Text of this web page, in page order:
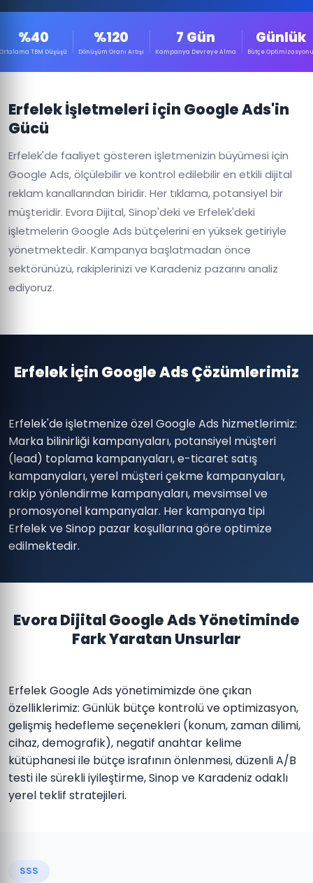
%40
Ortalama TBM Düşüşü
%120
Dönüşüm Oranı Artışı
7 Gün
Kampanya Devreye Alma
Günlük
Bütçe Optimizasyonu
Erfelek İşletmeleri için Google Ads'in
Gücü
Erfelek'de faaliyet gösteren işletmenizin büyümesi için
Google Ads, ölçülebilir ve kontrol edilebilir en etkili dijital
reklam kanallarından biridir. Her tıklama, potansiyel bir
müşteridir. Evora Dijital, Sinop'deki ve Erfelek'deki
işletmelerin Google Ads bütçelerini en yüksek getiriyle
yönetmektedir. Kampanya başlatmadan önce
sektörünüzü, rakiplerinizi ve Karadeniz pazarını analiz
ediyoruz.
Erfelek İçin Google Ads Çözümlerimiz
Erfelek'de işletmenize özel Google Ads hizmetlerimiz:
Marka bilinirliği kampanyaları, potansiyel müşteri
(lead) toplama kampanyaları, e-ticaret satış
kampanyaları, yerel müşteri çekme kampanyaları,
rakip yönlendirme kampanyaları, mevsimsel ve
promosyonel kampanyalar. Her kampanya tipi
Erfelek ve Sinop pazar koşullarına göre optimize
edilmektedir.
Evora Dijital Google Ads Yönetiminde
Fark Yaratan Unsurlar
Erfelek Google Ads yönetimimizde öne çıkan
özelliklerimiz: Günlük bütçe kontrolü ve optimizasyon,
gelişmiş hedefleme seçenekleri (konum, zaman dilimi,
cihaz, demografik), negatif anahtar kelime
kütüphanesi ile bütçe israfının önlenmesi, düzenli A/B
testi ile sürekli iyileştirme, Sinop ve Karadeniz odaklı
yerel teklif stratejileri.
SSS